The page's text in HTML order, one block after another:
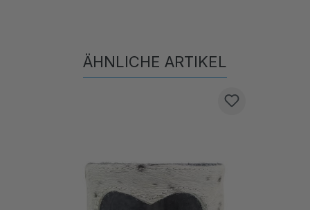
Produktgalerie überspringen